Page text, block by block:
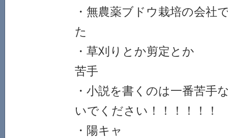
・無農薬ブドウ栽培の会社
た
・草刈りとか剪定とか
苦手
・小説を書くのは一番苦手
いでください！！！！！！
・陽キャ